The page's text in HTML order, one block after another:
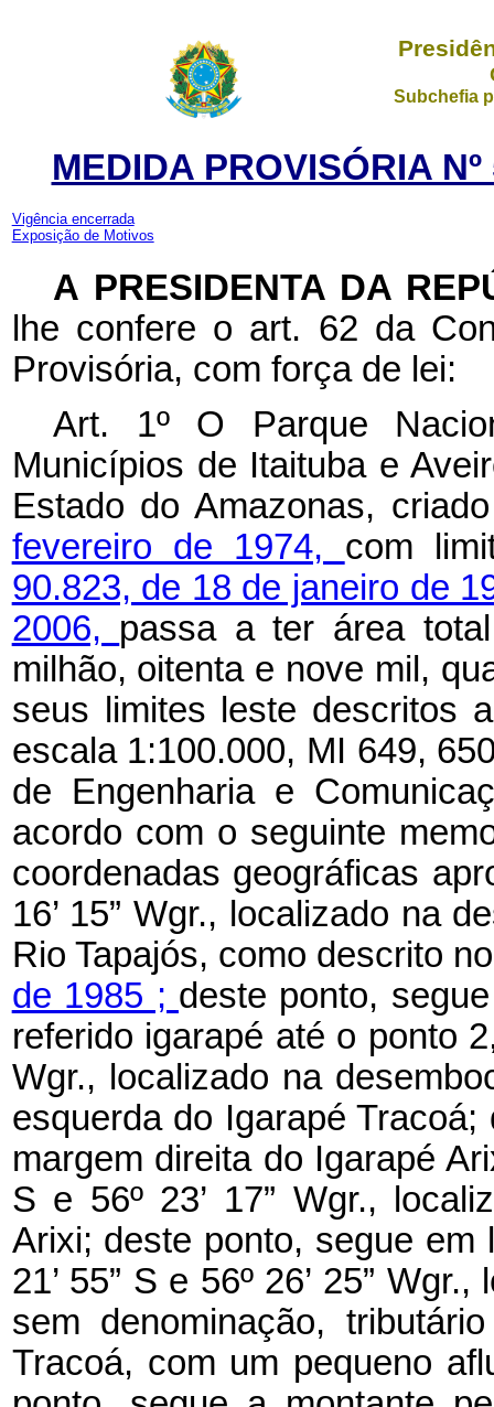
Subchefia
MEDIDA PROVISÓRIA
Vigência encerrada
Exposição de Motivos
A PRESIDENTA DA
lhe confere o art. 62 da
Provisória, com força de lei:
Art. 1º O Parque
Municípios de Itaituba e
Estado do Amazonas,
fevereiro de 1974, com
90.823, de 18 de janeiro de
2006, passa a ter área
milhão, oitenta e nove mil,
seus limites leste descritos
escala 1:100.000, MI 649,
de Engenharia e
acordo com o seguinte
coordenadas geográficas
16’ 15” Wgr., localizado na
Rio Tapajós, como descrito
de 1985 ; deste ponto,
referido igarapé até o ponto
Wgr., localizado na
esquerda do Igarapé
margem direita do Igarapé
S e 56º 23’ 17” Wgr.,
Arixi; deste ponto, segue em
21’ 55” S e 56º 26’ 25”
sem denominação,
Tracoá, com um pequeno